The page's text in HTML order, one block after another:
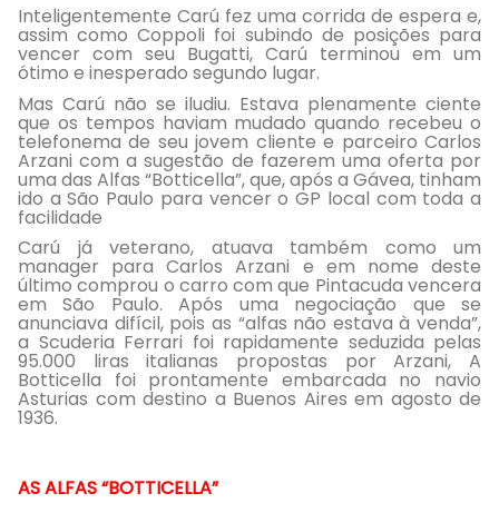
Inteligentemente Carú fez uma corrida de espera e,
assim como Coppoli foi subindo de posições para
vencer com seu Bugatti, Carú terminou em um
ótimo e inesperado segundo lugar.
Mas Carú não se iludiu. Estava plenamente ciente
que os tempos haviam mudado quando recebeu o
telefonema de seu jovem cliente e parceiro Carlos
Arzani com a sugestão de fazerem uma oferta por
uma das Alfas “Botticella”, que, após a Gávea, tinham
ido a São Paulo para vencer o GP local com toda a
facilidade
Carú já veterano, atuava também como um
manager para Carlos Arzani e em nome deste
último comprou o carro com que Pintacuda vencera
em São Paulo. Após uma negociação que se
anunciava difícil, pois as “alfas não estava à venda”,
a Scuderia Ferrari foi rapidamente seduzida pelas
95.000 liras italianas propostas por Arzani, A
Botticella foi prontamente embarcada no navio
Asturias com destino a Buenos Aires em agosto de
1936.
AS ALFAS “BOTTICELLA”